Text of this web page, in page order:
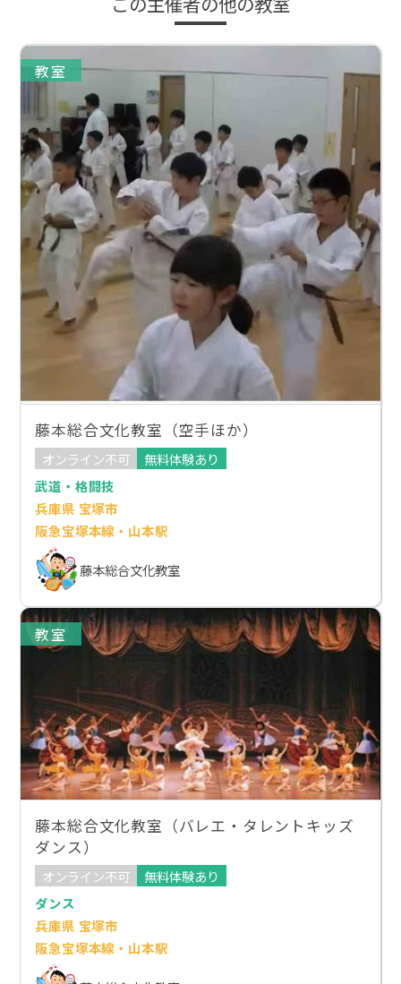
教室
藤本総合文化教室（空手ほか）
オンライン不可
無料体験あり
武道・格闘技
兵庫県 宝塚市
阪急宝塚本線・山本駅
藤本総合文化教室
教室
藤本総合文化教室（バレエ・タレントキッズ
ダンス）
オンライン不可
無料体験あり
ダンス
兵庫県 宝塚市
阪急宝塚本線・山本駅